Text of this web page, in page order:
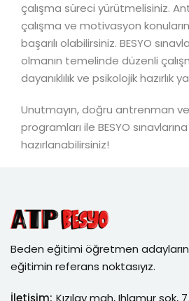
çalışma süreci yürütmelisiniz.
çalışma ve motivasyon
başarılı olabilirsiniz. BESYO
olmanın temelinde düzenli
dayanıklılık ve psikolojik hazırlık
Unutmayın, doğru antrenman
programları ile BESYO
hazırlanabilirsiniz!
Beden eğitimi öğretmen
eğitimin referans noktasıyız.
İletişim: Kızılay mah, Ihlamur sok,